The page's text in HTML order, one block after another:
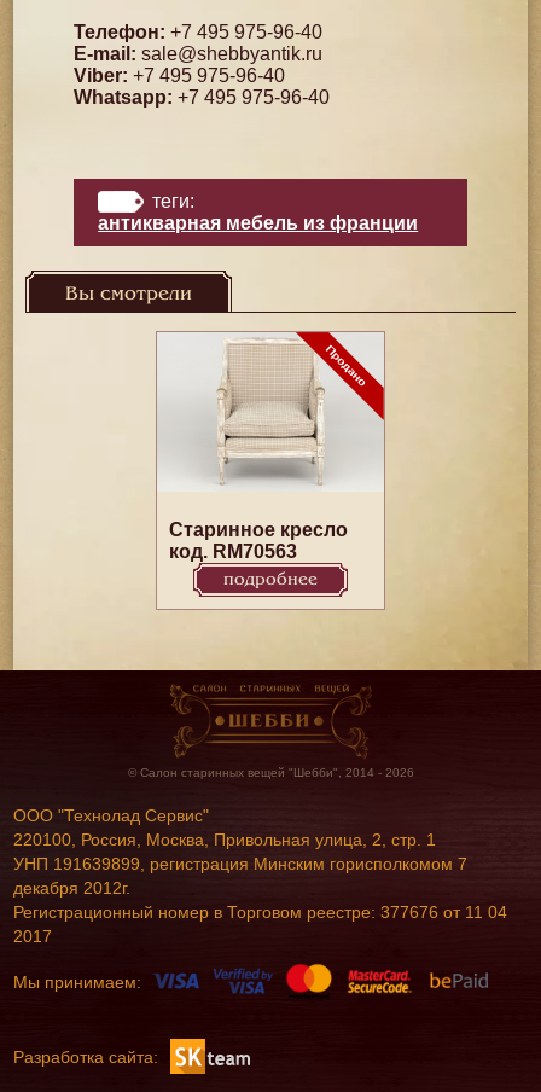
Телефон: +7 495 975-96-40
E-mail: sale@shebbyantik.ru
Viber: +7 495 975-96-40
Whatsapp: +7 495 975-96-40
теги:
антикварная мебель из франции
Вы смотрели
Старинное кресло
код. RM70563
подробнее
© Салон старинных вещей "Шебби", 2014 - 2026
ООО "Технолад Сервис"
220100, Россия, Москва, Привольная улица, 2, стр. 1
УНП 191639899, регистрация Минским горисполкомом 7
декабря 2012г.
Регистрационный номер в Торговом реестре: 377676 от 11 04
2017
Мы принимаем:
Разработка сайта: